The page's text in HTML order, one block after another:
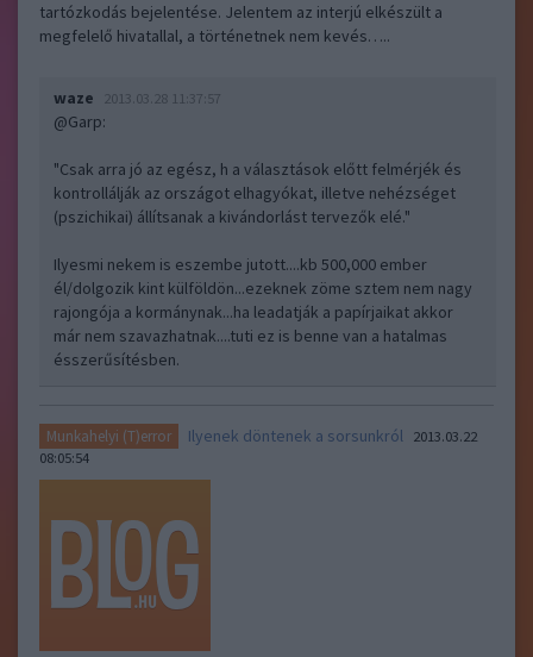
tartózkodás bejelentése. Jelentem az interjú elkészült a
megfelelő hivatallal, a történetnek nem kevés…..
waze 2013.03.28 11:37:57
@Garp:
"Csak arra jó az egész, h a választások előtt felmérjék és
kontrollálják az országot elhagyókat, illetve nehézséget
(pszichikai) állítsanak a kivándorlást tervezők elé."
Ilyesmi nekem is eszembe jutott....kb 500,000 ember
él/dolgozik kint külföldön...ezeknek zöme sztem nem nagy
rajongója a kormánynak...ha leadatják a papírjaikat akkor
már nem szavazhatnak....tuti ez is benne van a hatalmas
ésszerűsítésben.
Munkahelyi (T)error Ilyenek döntenek a sorsunkról 2013.03.22
08:05:54